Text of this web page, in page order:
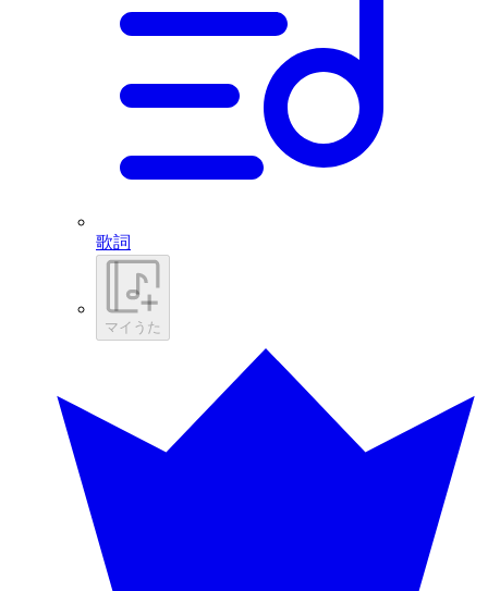
歌詞
マイうた